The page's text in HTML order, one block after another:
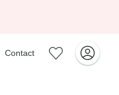
Contact